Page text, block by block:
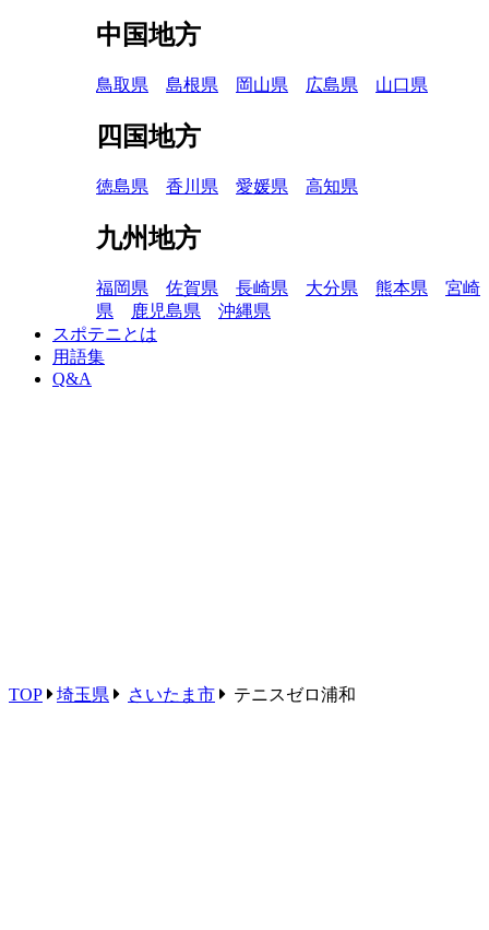
中国地方
鳥取県 島根県 岡山県 広島県 山口県
四国地方
徳島県 香川県 愛媛県 高知県
九州地方
福岡県 佐賀県 長崎県 大分県 熊本県
宮崎
県
鹿児島県
沖縄県
スポテニとは
用語集
Q&A
TOP 埼玉県 さいたま市 テニスゼロ浦和